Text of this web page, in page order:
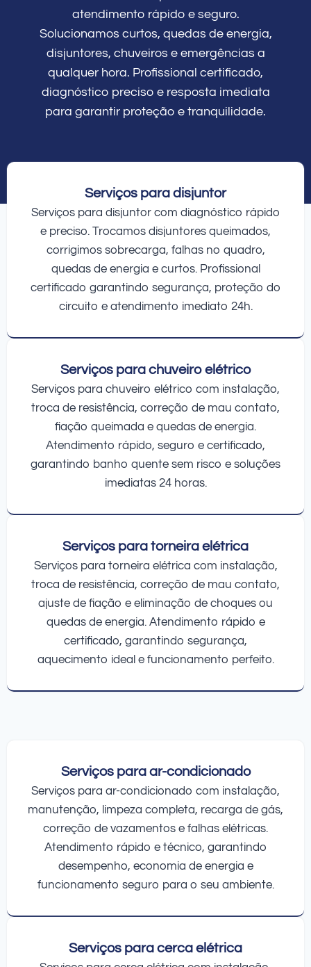
atendimento rápido e seguro.
Solucionamos curtos, quedas de energia,
disjuntores, chuveiros e emergências a
qualquer hora. Profissional certificado,
diagnóstico preciso e resposta imediata
para garantir proteção e tranquilidade.
Serviços para disjuntor
Serviços para disjuntor com diagnóstico rápido
e preciso. Trocamos disjuntores queimados,
corrigimos sobrecarga, falhas no quadro,
quedas de energia e curtos. Profissional
certificado garantindo segurança, proteção do
circuito e atendimento imediato 24h.
Serviços para chuveiro elétrico
Serviços para chuveiro elétrico com instalação,
troca de resistência, correção de mau contato,
fiação queimada e quedas de energia.
Atendimento rápido, seguro e certificado,
garantindo banho quente sem risco e soluções
imediatas 24 horas.
Serviços para torneira elétrica
Serviços para torneira elétrica com instalação,
troca de resistência, correção de mau contato,
ajuste de fiação e eliminação de choques ou
quedas de energia. Atendimento rápido e
certificado, garantindo segurança,
aquecimento ideal e funcionamento perfeito.
Serviços para ar-condicionado
Serviços para ar-condicionado com instalação,
manutenção, limpeza completa, recarga de gás,
correção de vazamentos e falhas elétricas.
Atendimento rápido e técnico, garantindo
desempenho, economia de energia e
funcionamento seguro para o seu ambiente.
Serviços para cerca elétrica